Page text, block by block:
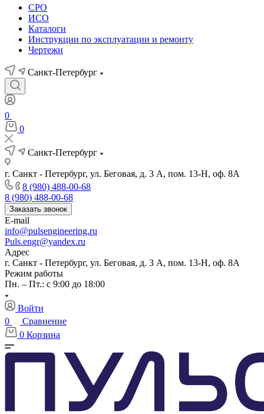
СРО
ИСО
Каталоги
Инструкции по эксплуатации и ремонту
Чертежи
Санкт-Петербург
0
0
Санкт-Петербург
г. Санкт - Петербург, ул. Беговая, д. 3 А, пом. 13-Н, оф. 8А
8 (980) 488-00-68
8 (980) 488-00-68
Заказать звонок
E-mail
info@pulsengineering.ru
Puls.engr@yandex.ru
Адрес
г. Санкт - Петербург, ул. Беговая, д. 3 А, пом. 13-Н, оф. 8А
Режим работы
Пн. – Пт.: с 9:00 до 18:00
Войти
0
Сравнение
0 Корзина